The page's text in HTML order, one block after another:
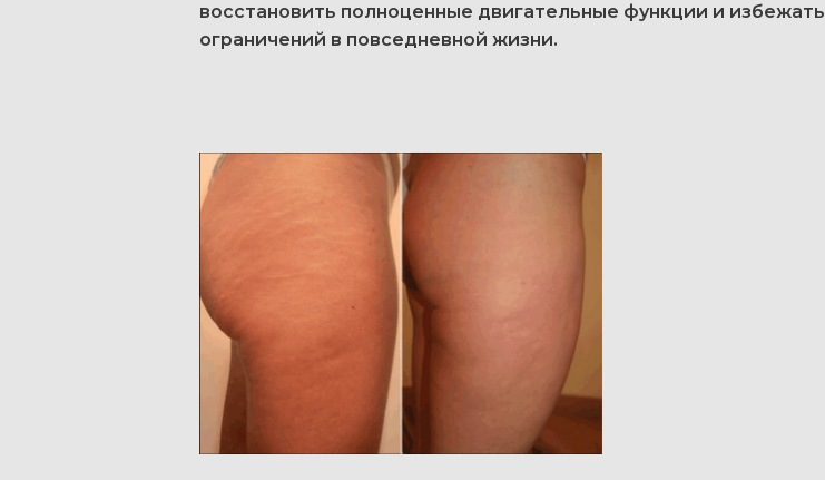
восстановить полноценные двигательные функции и избежать
ограничений в повседневной жизни.